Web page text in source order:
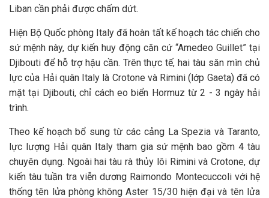
Liban cần phải được chấm dứt.
Hiện Bộ Quốc phòng Italy đã hoàn tất kế hoạch tác chiến cho
sứ mệnh này, dự kiến huy động căn cứ “Amedeo Guillet” tại
Djibouti để hỗ trợ hậu cần. Trên thực tế, hai tàu săn mìn chủ
lực của Hải quân Italy là Crotone và Rimini (lớp Gaeta) đã có
mặt tại Djibouti, chỉ cách eo biển Hormuz từ 2 - 3 ngày hải
trình.
Theo kế hoạch bổ sung từ các cảng La Spezia và Taranto,
lực lượng Hải quân Italy tham gia sứ mệnh bao gồm 4 tàu
chuyên dụng. Ngoài hai tàu rà thủy lôi Rimini và Crotone, dự
kiến tàu tuần tra viễn dương Raimondo Montecuccoli với hệ
thống tên lửa phòng không Aster 15/30 hiện đại và tên lửa